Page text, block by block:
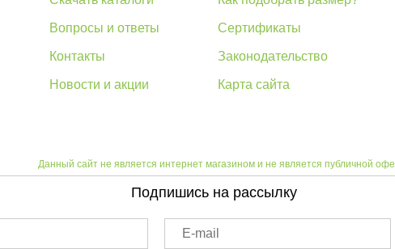
Вопросы и ответы
Контакты
Новости и акции
Сертификаты
Законодательство
Карта сайта
Данный сайт не является интернет магазином и не является публичной
Подпишись на рассылку
E-mail